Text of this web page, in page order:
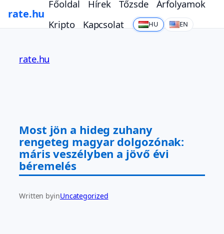
rate.hu
Főoldal Hírek Tőzsde
Árfolyamok
Kripto
Kapcsolat HU EN
tartalomhoz
rate.hu
Most jön a hideg zuhany
rengeteg magyar dolgozónak:
máris veszélyben a jövő évi
béremelés
Written byinUncategorized